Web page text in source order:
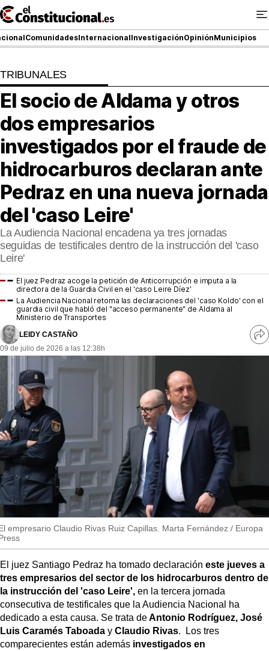
Ir
al
contenido
ComunidadesInternacionalInvestigaciónOpiniónMunicipios
NACIONAL
COMUNIDADES
ElConstitucional TV
MásQueTele
ElConstitucional +
MásQueEstilo
MásQuePartidos
MásQueSucesos
MásQueMercados
JuicioExprés
INVESTIGACIÓN
INTERNACIONAL
OPINIÓN
MUNICIPIOS
TRIBUNALES
El socio de Aldama y otros
dos empresarios
investigados por el fraude de
hidrocarburos declaran ante
Pedraz en una nueva jornada
del 'caso Leire'
La Audiencia Nacional encadena ya tres jornadas
seguidas de testificales dentro de la instrucción del 'caso
Leire'
El juez Pedraz acoge la petición de Anticorrupción e imputa a la
directora de la Guardia Civil en el 'caso Leire Díez'
La Audiencia Nacional retoma las declaraciones del 'caso Koldo' con el
guardia civil que habló del "acceso permanente" de Aldama al
Ministerio de Transportes
LEIDY CASTAÑO
09 de julio de 2026 a las 12:38h
empresario Claudio Rivas Ruiz Capillas. Marta Fernández / Europa
El juez Santiago Pedraz ha tomado declaración este jueves a
tres empresarios del sector de los hidrocarburos dentro de
la instrucción del 'caso Leire', en la tercera jornada
consecutiva de testificales que la Audiencia Nacional ha
dedicado a esta causa. Se trata deAntonio Rodríguez, José
Luis Caramés Taboada y Claudio Rivas. Los tres
comparecientes están además investigados en